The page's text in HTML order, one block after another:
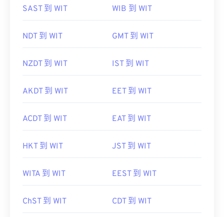
SAST 到 WIT WIB 到 WIT
NDT 到 WIT GMT 到 WIT
NZDT 到 WIT IST 到 WIT
AKDT 到 WIT EET 到 WIT
ACDT 到 WIT EAT 到 WIT
HKT 到 WIT JST 到 WIT
WITA 到 WIT EEST 到 WIT
ChST 到 WIT CDT 到 WIT